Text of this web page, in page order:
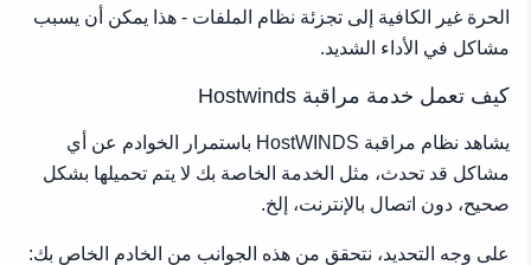
الحرة غير الكافية إلى تجزئة نظام الملفات - هذا يمكن أن يسبب
مشاكل في الأداء الشديد.
كيف تعمل خدمة مراقبة Hostwinds
يشاهد نظام مراقبة HostWINDS باستمرار الخوادم عن أي
مشاكل قد تحدث، مثل الخدمة الخاصة بك لا يتم تحميلها بشكل
صحيح، دون اتصال بالإنترنت، إلخ.
على وجه التحديد، نتحقق من هذه الجوانب من الخادم الخاص بك: